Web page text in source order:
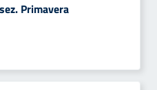
Primavera